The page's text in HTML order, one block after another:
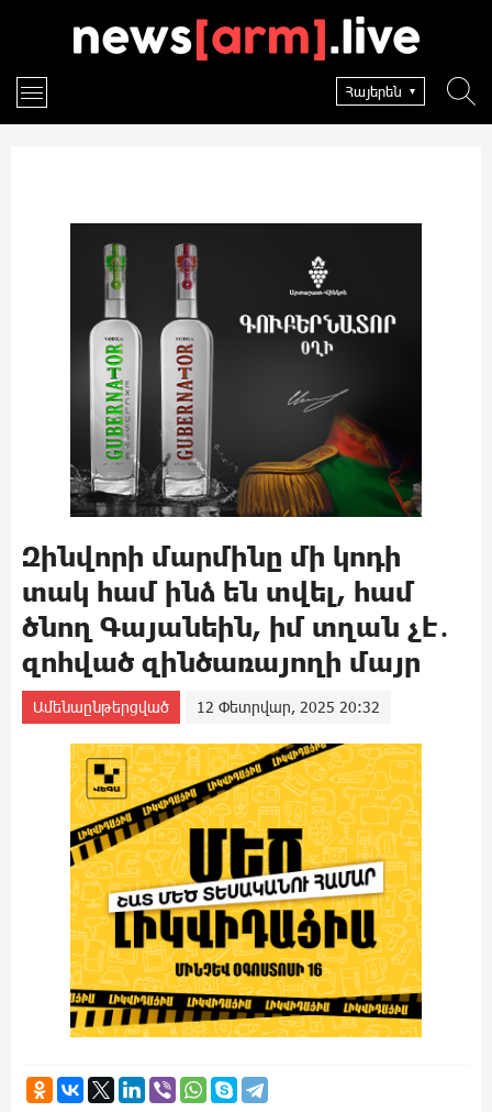
Հայերեն
Զինվորի մարմինը մի կոդի
տակ համ ինձ են տվել, համ
ծնող Գայանեին, իմ տղան չէ․
զոհված զինծառայողի մայր
Ամենաընթերցված 12 Փետրվար, 2025 20:32